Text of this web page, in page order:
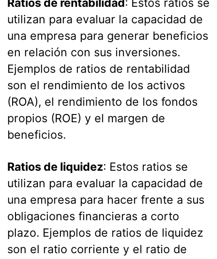
utilizan para evaluar la capacidad de
una empresa para generar beneficios
en relación con sus inversiones.
Ejemplos de ratios de rentabilidad
son el rendimiento de los activos
(ROA), el rendimiento de los fondos
propios (ROE) y el margen de
beneficios.
Ratios de liquidez: Estos ratios se
utilizan para evaluar la capacidad de
una empresa para hacer frente a sus
obligaciones financieras a corto
plazo. Ejemplos de ratios de liquidez
son el ratio corriente y el ratio de